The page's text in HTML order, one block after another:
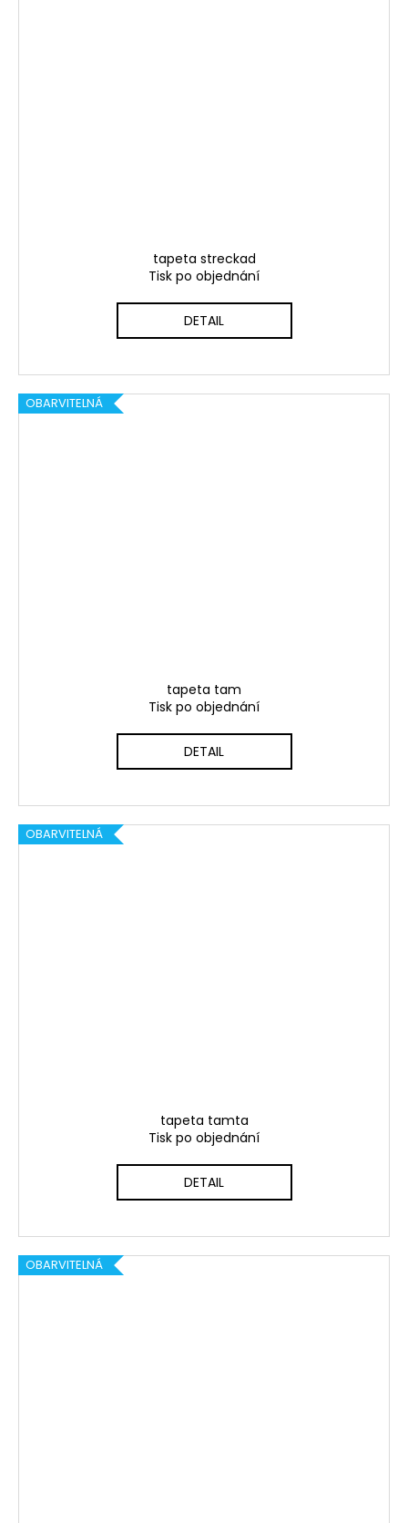
tapeta streckad
Tisk po objednání
DETAIL
OBARVITELNÁ
tapeta tam
Tisk po objednání
DETAIL
OBARVITELNÁ
tapeta tamta
Tisk po objednání
DETAIL
OBARVITELNÁ